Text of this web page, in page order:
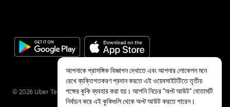
© 2026 Uber Technologies Inc.
আপনাকে প্রাসঙ্গিক বিজ্ঞাপন দেখাতে এবং আপনার লোকেশন মনে
রেখে ব্যক্তিগতকরণ প্রদান করতে এই ওয়েবসাইটটিতে তৃতীয়
পক্ষের কুকি ব্যবহার করা হয়। আপনি নিচের "অপ্ট আউট" বোতামটি
নির্বাচন করে এই কুকিগুলি থেকে অপ্ট আউট করতে পারেন।